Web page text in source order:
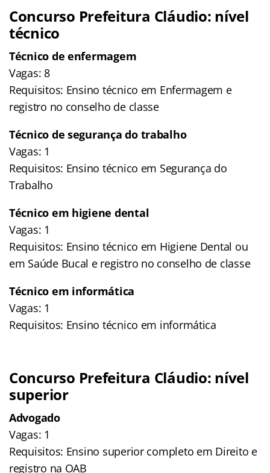
Concurso Prefeitura Cláudio: nível
técnico
Técnico de enfermagem
Vagas: 8
Requisitos: Ensino técnico em Enfermagem e
registro no conselho de classe
Técnico de segurança do trabalho
Vagas: 1
Requisitos: Ensino técnico em Segurança do
Trabalho
Técnico em higiene dental
Vagas: 1
Requisitos: Ensino técnico em Higiene Dental ou
em Saúde Bucal e registro no conselho de classe
Técnico em informática
Vagas: 1
Requisitos: Ensino técnico em informática
Concurso Prefeitura Cláudio: nível
superior
Advogado
Vagas: 1
Requisitos: Ensino superior completo em Direito e
registro na OAB